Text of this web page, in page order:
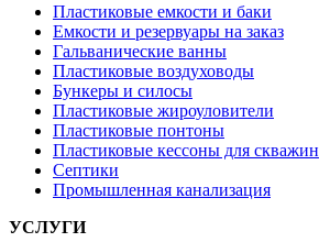
Пластиковые емкости и баки
Емкости и резервуары на заказ
Гальванические ванны
Пластиковые воздуховоды
Бункеры и силосы
Пластиковые жироуловители
Пластиковые понтоны
Пластиковые кессоны для скважин
Септики
Промышленная канализация
УСЛУГИ